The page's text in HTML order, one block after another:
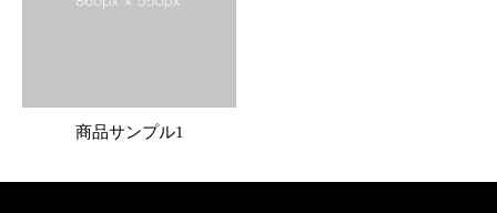
商品サンプル1